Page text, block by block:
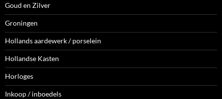
Goud en Zilver
Groningen
Hollands aardewerk / porselein
Hollandse Kasten
Horloges
Inkoop / inboedels